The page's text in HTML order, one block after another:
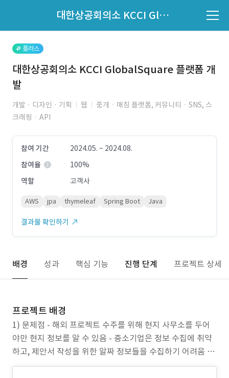
대한상공회의소 KCCI GlobalSquare 플랫폼 개발
지원자 목록 바로가기
플러스
대한상공회의소 KCCI GlobalSquare 플랫폼 개
발
개발 · 디자인 · 기획 웹
중개ㆍ매칭 플랫폼, 커뮤니티ㆍSNS, 스
크래핑ㆍAPI
참여 기간
2024.05. ~ 2024.08.
참여율
100%
역할
고객사
AWS jpa thymeleaf Spring Boot Java
결과물 확인하기
배경 성과 핵심 기능 진행 단계 프로젝트 상세
프로젝트 배경
1) 문제점 - 해외 프로젝트 수주를 위해 현지 사무소를 두어
야만 현지 정보를 알 수 있음 - 중소기업은 정보 수집에 취약
하고, 제안서 작성을 위한 알짜 정보들을 수집하기 어려움 -
한국에 진출하고 싶어하는 해외 기업들도 국내 정보를 수집